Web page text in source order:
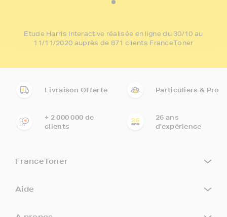
Etude Harris Interactive réalisée en ligne du 30/10 au
11/11/2020 auprès de 871 clients FranceToner
Livraison Offerte Particuliers & Pro
+ 2 000 000 de
clients
26 ans
d'expérience
FranceToner
Aide